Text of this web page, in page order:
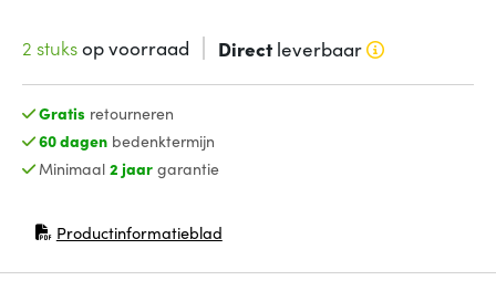
2 stuksop voorraad Directleverbaar
Gratis retourneren
60 dagenbedenktermijn
Minimaal 2 jaargarantie
Productinformatieblad
(opent in nieuw venster)